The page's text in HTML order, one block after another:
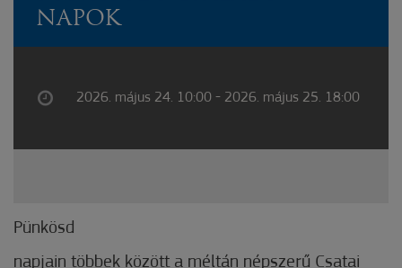
NAPOK
2026. május 24. 10:00 - 2026. május 25. 18:00
Pünkösd
napjain többek között a méltán népszerű Csatai